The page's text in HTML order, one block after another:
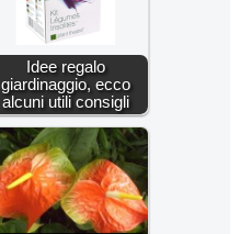
Idee regalo
giardinaggio, ecco
alcuni utili consigli